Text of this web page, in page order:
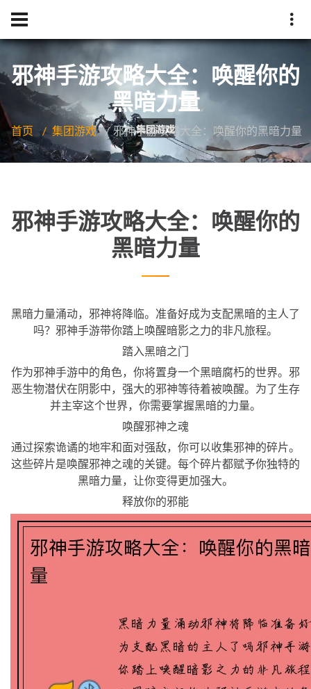
邪神手游攻略大全：唤醒你的
黑暗力量
首页 集团游戏 邪神手游攻略大全：唤醒你的黑暗力量
邪神手游攻略大全：唤醒你的
黑暗力量
黑暗力量涌动，邪神将降临。准备好成为支配黑暗的主人了
吗？邪神手游带你踏上唤醒暗影之力的非凡旅程。
踏入黑暗之门
作为邪神手游中的角色，你将置身一个黑暗腐朽的世界。邪
恶生物潜伏在阴影中，强大的邪神等待着被唤醒。为了生存
并主宰这个世界，你需要掌握黑暗的力量。
唤醒邪神之魂
通过探索诡谲的地牢和面对强敌，你可以收集邪神的碎片。
这些碎片是唤醒邪神之魂的关键。每个碎片都赋予你独特的
黑暗力量，让你变得更加强大。
释放你的邪能